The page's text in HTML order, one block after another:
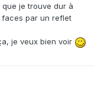
je trouve dur à
faces par un reflet
je veux bien voir